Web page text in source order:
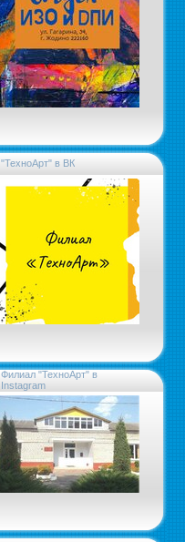
"ТехноАрт" в ВК
Филиал "ТехноАрт" в
Instagram